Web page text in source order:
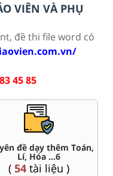
VIÊN VÀ PHỤ
đề thi file word có
45 85
đề dạy thêm Toán,
Lí, Hóa ...6
( 54tài liệu )